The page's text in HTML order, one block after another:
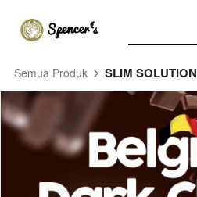
Semua Produk SLIM SOLUTION